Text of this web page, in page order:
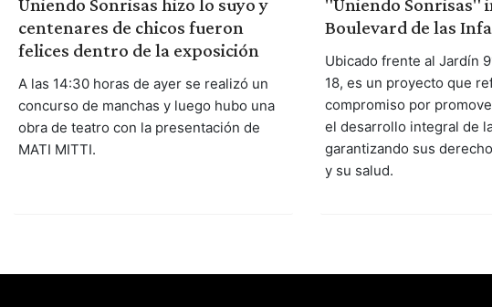
centenares de chicos fueron
felices dentro de la exposición
A las 14:30 horas de ayer se realizó un
concurso de manchas y luego hubo una
obra de teatro con la presentación de
MATI MITTI.
Boulevard de las
Ubicado frente al Jardín
18, es un proyecto que
compromiso por
el desarrollo integral de
garantizando sus
y su salud.